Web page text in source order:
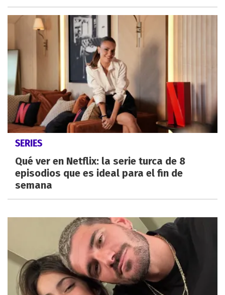
SERIES
Qué ver en Netflix: la serie turca de 8
episodios que es ideal para el fin de
semana